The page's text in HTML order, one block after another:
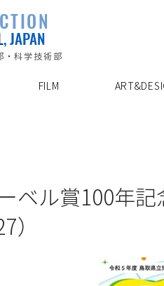
SPECIAL PROJECT
ABOUT US
CONTACT
, JAPAN
科学技術部
FILM
ベル賞100年
）